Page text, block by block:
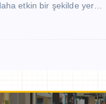
etkin bir şekilde yer…